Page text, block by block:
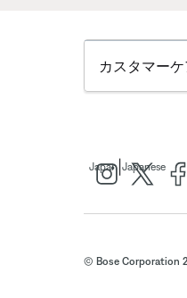
カスタマーケ
Japan Japanese
© Bose Corporation